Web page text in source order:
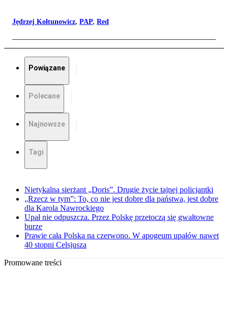
Jędrzej Kołtunowicz, PAP, Red
Powiązane
Polecane
Najnowsze
Tagi
Nietykalna sierżant „Doris”. Drugie życie tajnej policjantki
„Rzecz w tym”: To, co nie jest dobre dla państwa, jest dobre
dla Karola Nawrockiego
Upał nie odpuszcza. Przez Polskę przetoczą się gwałtowne
burze
Prawie cała Polska na czerwono. W apogeum upałów nawet
40 stopni Celsjusza
Promowane treści